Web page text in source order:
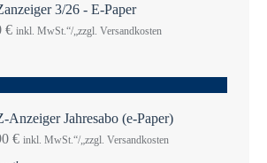
3/26 - E-Paper
€ inkl. MwSt.“/„zzgl. Versandkosten
Anzeiger Jahresabo (e-Paper)
€ inkl. MwSt.“/„zzgl. Versandkosten